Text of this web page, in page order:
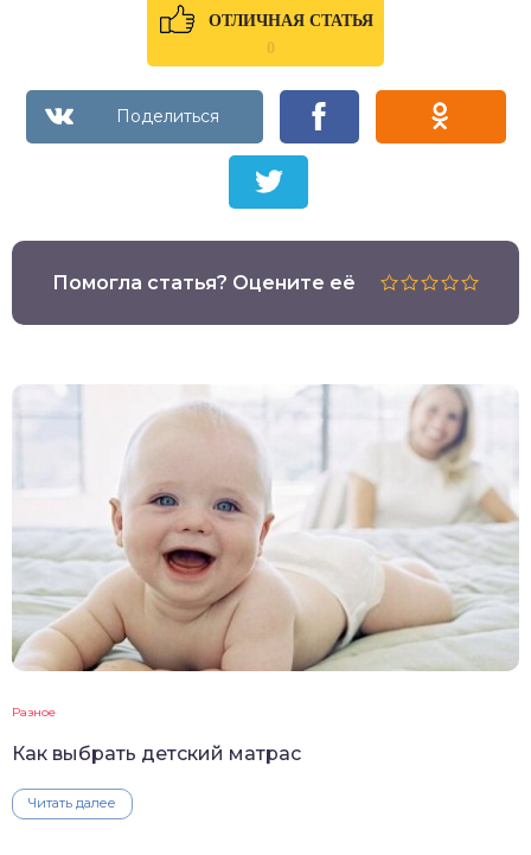
ОТЛИЧНАЯ СТАТЬЯ
0
Помогла статья? Оцените её
Разное
Как выбрать детский матрас
Читать далее